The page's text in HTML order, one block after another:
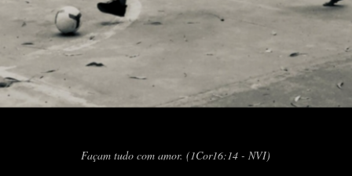
Façam tudo com amor. (1Cor16:14 - NVI)